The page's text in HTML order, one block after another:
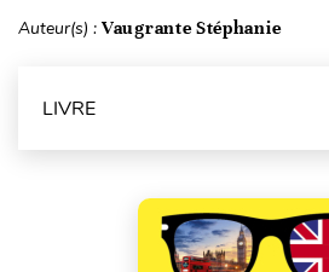
Auteur(s) : Vaugrante Stéphanie
LIVRE